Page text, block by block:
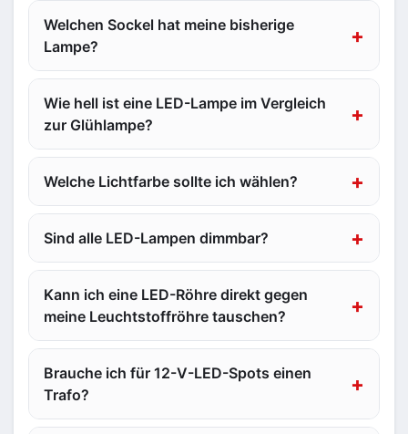
Welchen Sockel hat meine bisherige
Lampe?
Wie hell ist eine LED-Lampe im Vergleich
zur Glühlampe?
Welche Lichtfarbe sollte ich wählen?
Sind alle LED-Lampen dimmbar?
Kann ich eine LED-Röhre direkt gegen
meine Leuchtstoffröhre tauschen?
Brauche ich für 12-V-LED-Spots einen
Trafo?